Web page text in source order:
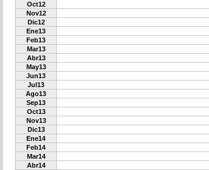
Oct12
Nov12
Dic12
Ene13
Feb13
Mar13
Abr13
May13
Jun13
Jul13
Ago13
Sep13
Oct13
Nov13
Dic13
Ene14
Feb14
Mar14
Abr14